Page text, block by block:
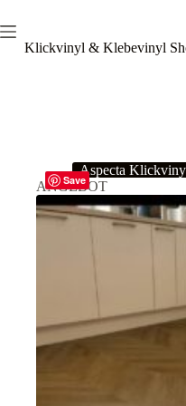
Inhalt
springenKlickvinyl & Klebevinyl
Save
Aspecta
ANGEBOT